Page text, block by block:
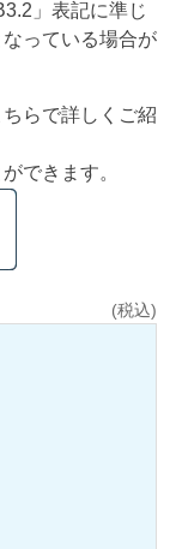
」表記に準じ
っている場合が
らで詳しくご紹
できます。
(税込)